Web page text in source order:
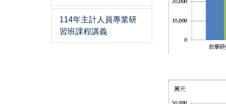
114年主計人員專業研
習班課程講義